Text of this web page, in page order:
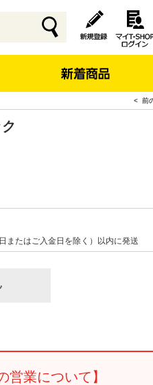
< 前
またはご入金日を除く）以内に発送
営業について】